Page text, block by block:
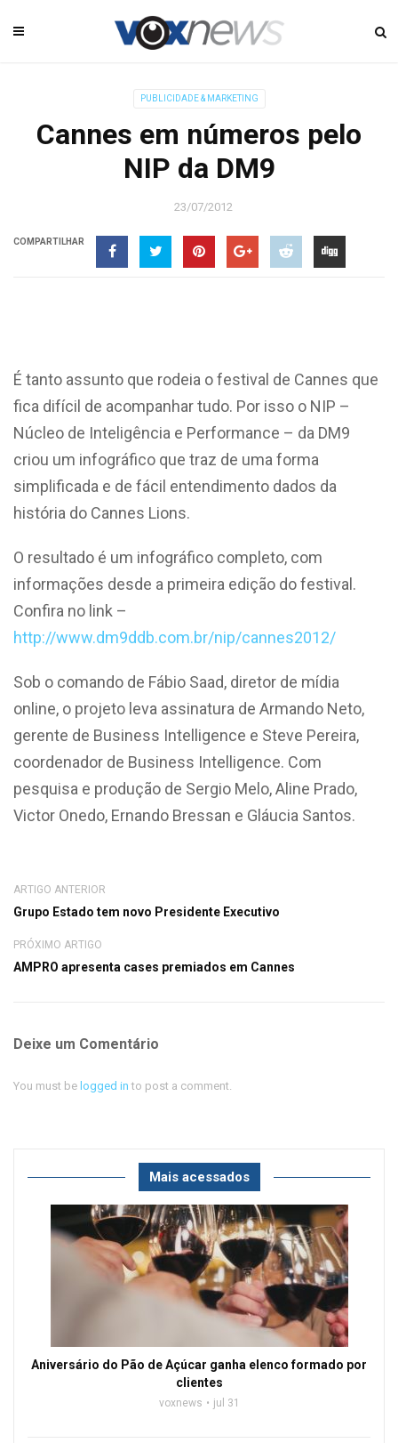
PUBLICIDADE & MARKETING
Cannes em números pelo
NIP da DM9
23/07/2012
COMPARTILHAR
É tanto assunto que rodeia o festival de Cannes que
fica difícil de acompanhar tudo. Por isso o NIP –
Núcleo de Inteligência e Performance – da DM9
criou um infográfico que traz de uma forma
simplificada e de fácil entendimento dados da
história do Cannes Lions.
O resultado é um infográfico completo, com
informações desde a primeira edição do festival.
Confira no link –
http://www.dm9ddb.com.br/nip/cannes2012/
Sob o comando de Fábio Saad, diretor de mídia
online, o projeto leva assinatura de Armando Neto,
gerente de Business Intelligence e Steve Pereira,
coordenador de Business Intelligence. Com
pesquisa e produção de Sergio Melo, Aline Prado,
Victor Onedo, Ernando Bressan e Gláucia Santos.
ARTIGO ANTERIOR
Grupo Estado tem novo Presidente Executivo
PRÓXIMO ARTIGO
AMPRO apresenta cases premiados em Cannes
Deixe um Comentário
You must be logged in to post a comment.
Mais acessados
Aniversário do Pão de Açúcar ganha elenco formado por
clientes
voxnews jul 31